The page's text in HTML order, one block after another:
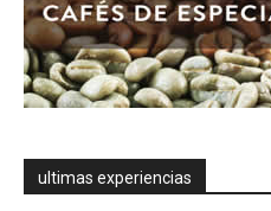
ultimas experiencias